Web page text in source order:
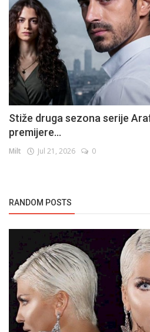
Stiže druga sezona serije
premijere...
Milt Jul 21, 2026 0
RANDOM POSTS